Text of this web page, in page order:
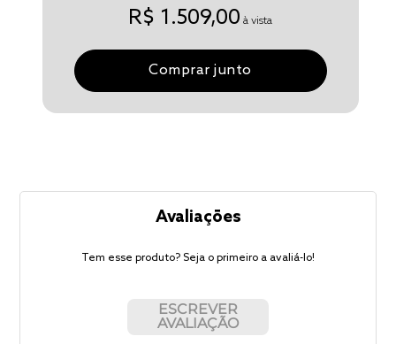
R$ 1.509,00 à vista
Comprar junto
Avaliações
Tem esse produto? Seja o primeiro a avaliá-lo!
ESCREVER
AVALIAÇÃO